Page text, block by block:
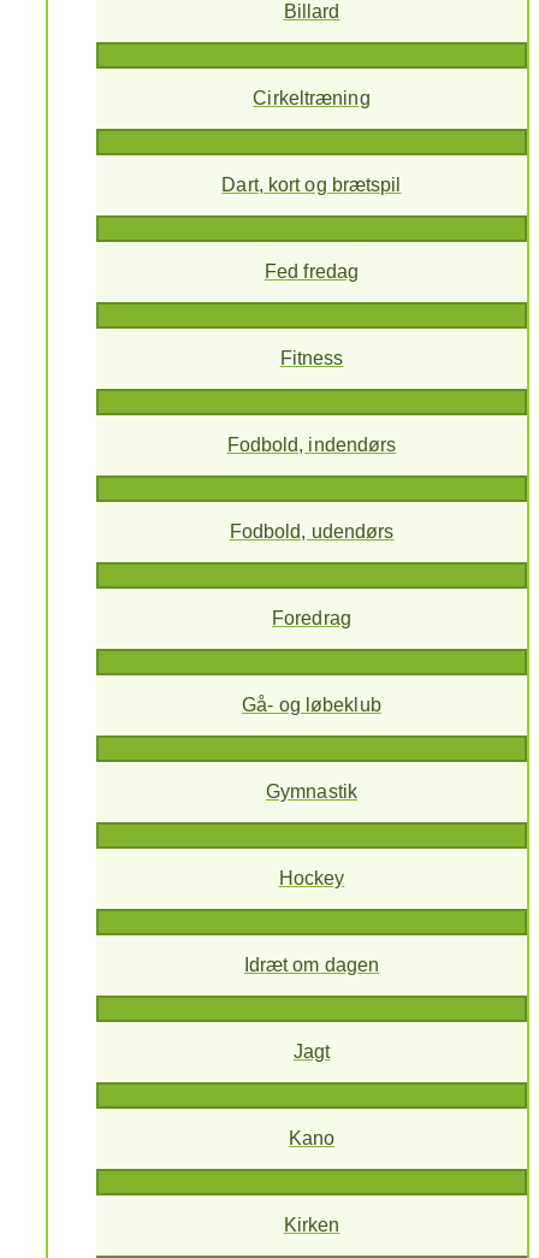
Billard
Cirkeltræning
Dart, kort og brætspil
Fed fredag
Fitness
Fodbold, indendørs
Fodbold, udendørs
Foredrag
Gå- og løbeklub
Gymnastik
Hockey
Idræt om dagen
Jagt
Kano
Kirken